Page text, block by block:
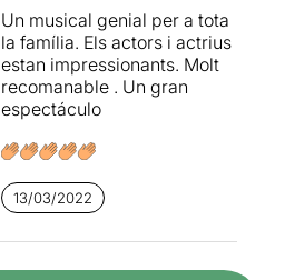
Un musical genial per a tota
la família. Els actors i actrius
estan impressionants. Molt
recomanable . Un gran
espectáculo
13/03/2022